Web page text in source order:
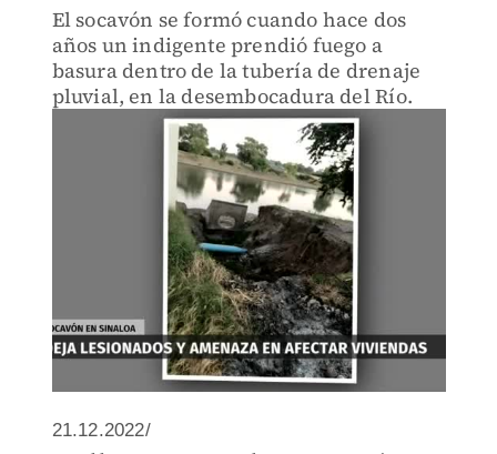
El socavón se formó cuando hace dos
años un indigente prendió fuego a
basura dentro de la tubería de drenaje
pluvial, en la desembocadura del Río.
21.12.2022/